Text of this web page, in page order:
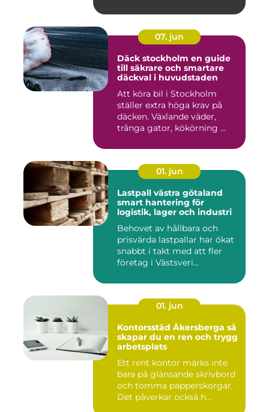
07. jun
Däck stockholm en guide
till säkrare och smartare
däckval i huvudstaden
Att köra bil i Stockholm
ställer extra höga krav på
däcken. Växlande väder,
trånga gator, kökörning ...
01. jun
Lastpall västra götaland
smart hantering för
logistik, lager och industri
Behovet av hållbara och
prisvärda lastpallar har ökat
snabbt i takt med att fler
företag i Västsveri...
01. jun
Kontorsstäd Åkersberga så
skapar du en ren och trygg
arbetsplats
Ett rent kontor märks inte
bara på glänsande skrivbord
och tomma papperskorgar.
Det påverkar också h...